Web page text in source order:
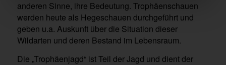
anderen Sinne, ihre Bedeutung. Trophäenschauen
werden heute als Hegeschauen durchgeführt und
geben u.a. Auskunft über die Situation dieser
Wildarten und deren Bestand im Lebensraum.
Die „Trophäenjagd“ ist Teil der Jagd und dient der